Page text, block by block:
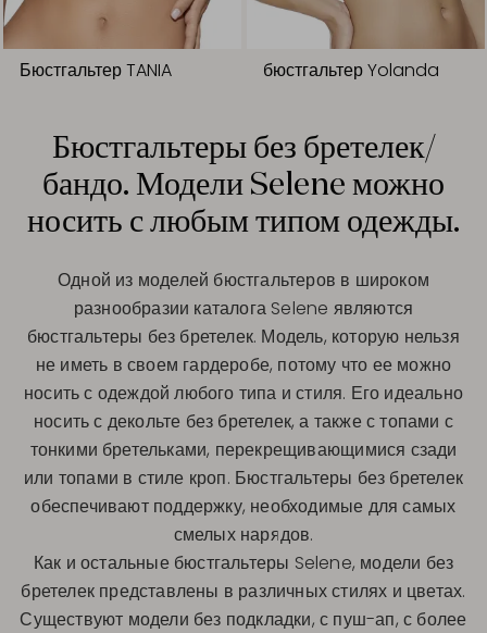
Бюстгальтер TANIA бюстгальтер Yolanda
Бюстгальтеры без бретелек/
бандо. Модели Selene можно
носить с любым типом одежды.
Одной из моделей бюстгальтеров в широком
разнообразии каталога Selene являются
бюстгальтеры без бретелек. Модель, которую нельзя
не иметь в своем гардеробе, потому что ее можно
носить с одеждой любого типа и стиля. Его идеально
носить с декольте без бретелек, а также с топами с
тонкими бретельками, перекрещивающимися сзади
или топами в стиле кроп. Бюстгальтеры без бретелек
обеспечивают поддержку, необходимые для самых
смелых нарядов.
Как и остальные бюстгальтеры Selene, модели без
бретелек представлены в различных стилях и цветах.
Существуют модели без подкладки, с пуш-ап, с более